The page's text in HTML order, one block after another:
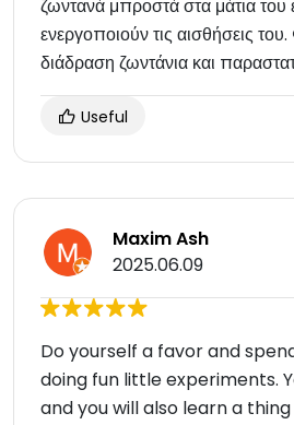
ζωντανά μπροστά στα μάτια
ενεργοποιούν τις αισθήσεις
διάδραση ζωντάνια και
Useful
Maxim Ash
2025.06.09
Do yourself a favor and
doing fun little experiments.
and you will also learn a